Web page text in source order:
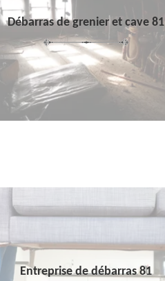
Débarras de grenier et cave 81
Entreprise de débarras 81